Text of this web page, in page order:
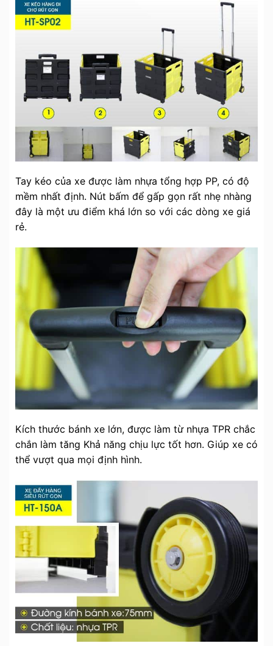
Tay kéo của xe được làm nhựa tổng hợp PP, có độ
mềm nhất định. Nút bấm để gấp gọn rất nhẹ nhàng
đây là một ưu điểm khá lớn so với các dòng xe giá
rẻ.
Kích thước bánh xe lớn, được làm từ nhựa TPR chắc
chắn làm tăng Khả năng chịu lực tốt hơn. Giúp xe có
thể vượt qua mọi định hình.